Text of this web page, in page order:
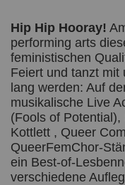
Hip Hip Hooray!
performing arts
feministischen
Feiert und tanzt mit
lang werden: Auf
musikalische Live
(Fools of
Kottlett , Queer
QueerFemChor-
ein Best-of-
verschiedene